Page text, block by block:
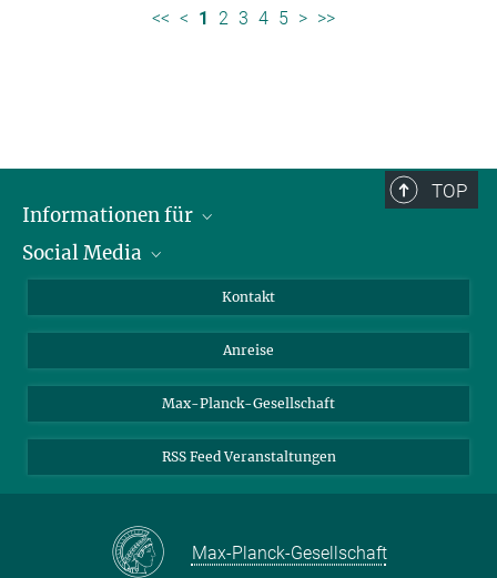
<< < 1 2 3 4 5 > >>
TOP
Informationen für
Wissenschaftlerinnen und Wissenschaftler
Bewerberinnen und Bewerber
Medienvertreter
Schülerinnen und Schüler
Social Media
YouTube
Mastodon
Kontakt
Anreise
Max-Planck-Gesellschaft
RSS Feed Veranstaltungen
Max-Planck-Gesellschaft